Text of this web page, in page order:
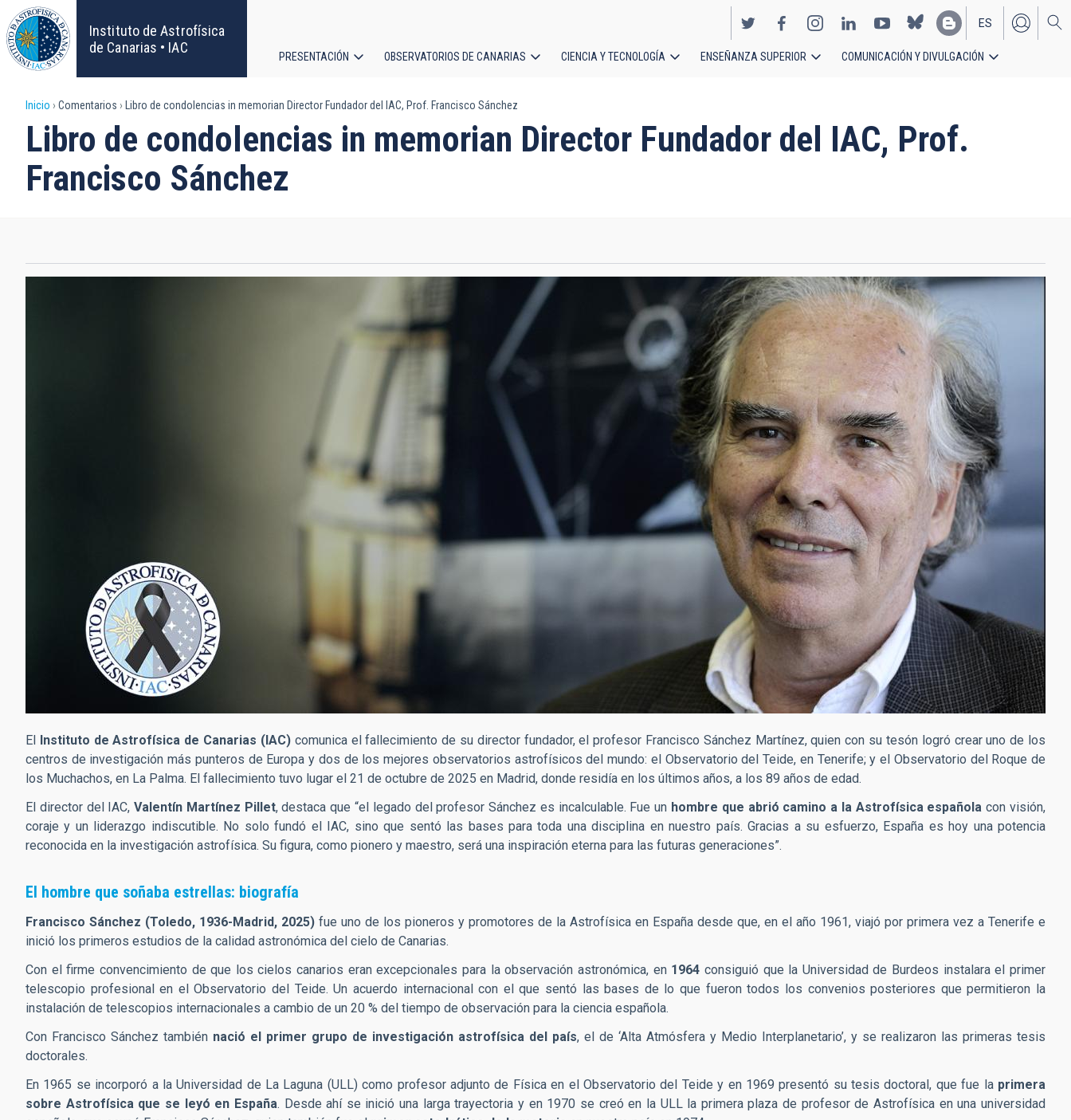
Pasar
al
contenido
principal
Instituto de Astrofísica
de Canarias • IAC
EN
ES
principal
PRESENTACIÓN OBSERVATORIOS DE CANARIAS CIENCIA Y TECNOLOGÍA ENSEÑANZA SUPERIOR COMUNICACIÓN Y DIVULGACIÓN
Sobrescribir
enlaces
de
a
Inicio Comentarios Libro de condolencias in memorian Director Fundador del IAC, Prof. Francisco Sánchez
Libro de condolencias in memorian Director Fundador del IAC, Prof.
Francisco Sánchez
El Instituto de Astrofísica de Canarias (IAC) comunica el fallecimiento de su director fundador, el profesor Francisco Sánchez Martínez, quien con su tesón logró crear uno de los
centros de investigación más punteros de Europa y dos de los mejores observatorios astrofísicos del mundo: el Observatorio del Teide, en Tenerife; y el Observatorio del Roque de
los Muchachos, en La Palma. El fallecimiento tuvo lugar el 21 de octubre de 2025 en Madrid, donde residía en los últimos años, a los 89 años de edad.
El director del IAC,Valentín Martínez Pillet, destaca que “el legado del profesor Sánchez es incalculable. Fue un hombre que abrió camino a la Astrofísica española con visión,
coraje y un liderazgo indiscutible. No solo fundó el IAC, sino que sentó las bases para toda una disciplina en nuestro país. Gracias a su esfuerzo, España es hoy una potencia
reconocida en la investigación astrofísica. Su figura, como pionero y maestro, será una inspiración eterna para las futuras generaciones”.
El hombre que soñaba estrellas: biografía
Francisco Sánchez (Toledo, 1936-Madrid, 2025) fue uno de los pioneros y promotores de la Astrofísica en España desde que, en el año 1961, viajó por primera vez a Tenerife e
inició los primeros estudios de la calidad astronómica del cielo de Canarias.
Con el firme convencimiento de que los cielos canarios eran excepcionales para la observación astronómica, en 1964 consiguió que la Universidad de Burdeos instalara el primer
telescopio profesional en el Observatorio del Teide. Un acuerdo internacional con el que sentó las bases de lo que fueron todos los convenios posteriores que permitieron la
instalación de telescopios internacionales a cambio de un 20 % del tiempo de observación para la ciencia española.
Con Francisco Sánchez también nació el primer grupo de investigación astrofísica del país, el de ‘Alta Atmósfera y Medio Interplanetario’, y se realizaron las primeras tesis
doctorales.
En 1965 se incorporó a la Universidad de La Laguna (ULL) como profesor adjunto de Física en el Observatorio del Teide y en 1969 presentó su tesis doctoral, que fue la primera
sobre Astrofísica que se leyó en España. Desde ahí se inició una larga trayectoria y en 1970 se creó en la ULL la primera plaza de profesor de Astrofísica en una universidad